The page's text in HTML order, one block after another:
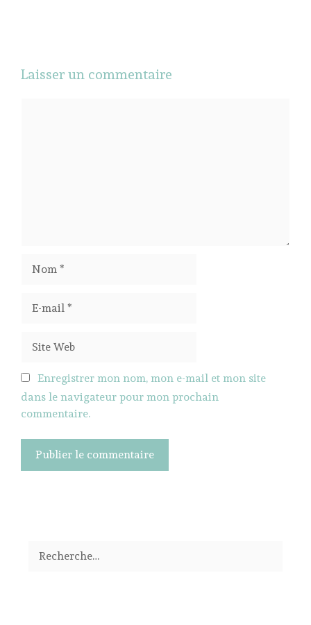
Laisser un commentaire
mail
Web
Enregistrer mon nom, mon e-mail et mon site
dans le navigateur pour mon prochain
commentaire.